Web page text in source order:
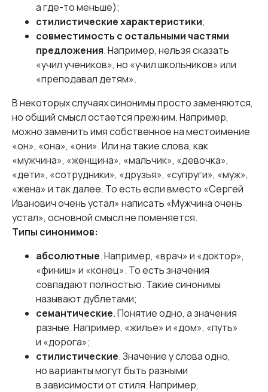
а где-то меньше);
стилистические характеристики;
совместимость с остальными частями
предложения. Например, нельзя сказать
«учил учеников», но «учил школьников» или
«преподавал детям».
В некоторых случаях синонимы просто заменяются,
но общий смысл остается прежним. Например,
можно заменить имя собственное на местоимение
«он», «она», «они». Или на такие слова, как
«мужчина», «женщина», «мальчик», «девочка»,
«дети», «сотрудники», «друзья», «супруги», «муж»,
«жена» и так далее. То есть если вместо «Сергей
Иванович очень устал» написать «Мужчина очень
устал», основной смысл не поменяется.
Типы синонимов:
абсолютные. Например, «врач» и «доктор»,
«финиш» и «конец». То есть значения
совпадают полностью. Такие синонимы
называют дублетами;
семантические. Понятие одно, а значения
разные. Например, «жилье» и «дом», «путь»
и «дорога»;
стилистические. Значение у слова одно,
но варианты могут быть разными
в зависимости от стиля. Например,